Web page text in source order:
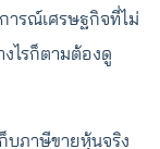
ารณ์เศรษฐกิจที่ไม่
ไรก็ตามต้องดู
บภาษีขายหุ้นจริง